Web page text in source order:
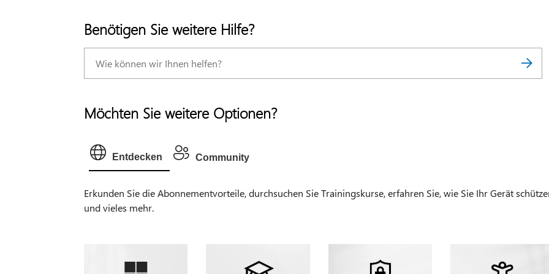
Benötigen Sie weitere Hilfe?
Möchten Sie weitere Optionen?
Entdecken Community
Erkunden Sie die Abonnementvorteile, durchsuchen Sie Trainingskurse, erfahren Sie, wie Sie Ihr Gerät
und vieles mehr.